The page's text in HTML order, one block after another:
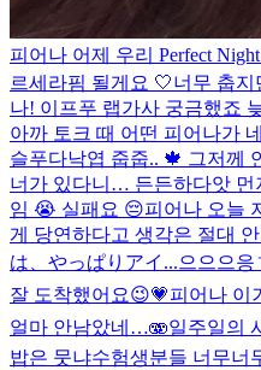
피어나 어제 우리 Perfect
르세라핌 될게요 🤍너무 춥지
나! 이프푸 랩가사 궁금했죠
아까 토크 때 어떤 피어나가
슬푸다낙엽 줍줍.. 🍁​ 그저께
너가 있다니… 든든하다앗 먼
임 😭 실패요 😔피어나 오늘
게 당연하다고 생각은 절대
は、やっぱりアイ...으으으
잘 도착했어요😉💗피어나 이
얼마 안남았네…🫨일주일의
밥은 뭇냐수험생분들 너무너